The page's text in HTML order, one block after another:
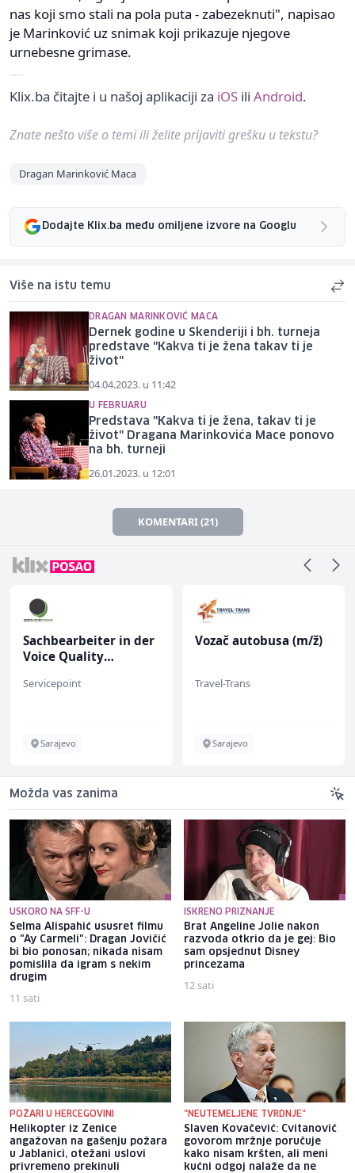
nas koji smo stali na pola puta - zabezeknuti", napisao
je Marinković uz snimak koji prikazuje njegove
urnebesne grimase.
Klix.ba čitajte i u našoj aplikaciji za iOS ili Android.
Znate nešto više o temi ili želite prijaviti grešku u tekstu?
Dragan Marinković Maca
Dodajte Klix.ba među omiljene izvore na Googlu
Više na istu temu
DRAGAN MARINKOVIĆ MACA
Dernek godine u Skenderiji i bh. turneja
predstave "Kakva ti je žena takav ti je
život"
04.04.2023. u 11:42
U FEBRUARU
Predstava "Kakva ti je žena, takav ti je
život" Dragana Marinkovića Mace ponovo
na bh. turneji
26.01.2023. u 12:01
KOMENTARI (21)
Sachbearbeiter in der
Voice Quality
Servicepoint
Sarajevo
Vozač autobusa (m/ž)
Travel-Trans
Sarajevo
Možda vas zanima
USKORO NA SFF-U
Selma Alispahić ususret filmu
o "Ay Carmeli": Dragan Jovičić
bi bio ponosan; nikada nisam
pomislila da igram s nekim
drugim
11 sati
ISKRENO PRIZNANJE
Brat Angeline Jolie nakon
razvoda otkrio da je gej: Bio
sam opsjednut Disney
princezama
12 sati
POŽARI U HERCEGOVINI
Helikopter iz Zenice
angažovan na gašenju požara
u Jablanici, otežani uslovi
privremeno prekinuli
"NEUTEMELJENE TVRDNJE"
Slaven Kovačević: Cvitanović
govorom mržnje poručuje
kako nisam kršten, ali meni
kućni odgoj nalaže da ne